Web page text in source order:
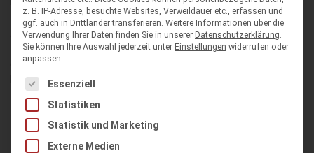
Trotz der immensen Verbesserung von internen Prozessen gibt
es für die Projektbeteiligten noch einen langen Themenkatalog
für weitere Optimierungen. Bewährt hat sich der flexible
Onlinesupport per Teamviewer; so lassen sich komplizierte
Einrichtungsprozesse schnell gemeinsam durchführen.
Weitere Informationen und
Downloads:
z. B. IP-Adresse, besuchte Websites, Verweildauer etc., erfassen und
ggf. auch in Drittländer transferieren. Weitere Informationen über die
Verwendung Ihrer Daten finden Sie in unserer Datenschutzerklärung.
Sie können Ihre Auswahl jederzeit unter Einstellungen widerrufen oder
anpassen.
Es folgt eine Liste der Service-Gruppen, für die eine
Essenziell
Statistiken
Statistik und Marketing
Externe Medien